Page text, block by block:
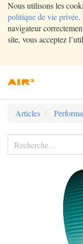
Nous utilisons les
politique de vie privée.
navigateur
site, vous acceptez
Articles